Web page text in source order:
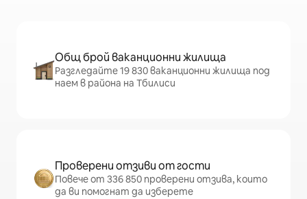
Общ брой ваканционни жилища
Разгледайте 19 830 ваканционни жилища под
наем в района на Тбилиси
Проверени отзиви от гости
Повече от 336 850 проверени отзива, които
да ви помогнат да изберете